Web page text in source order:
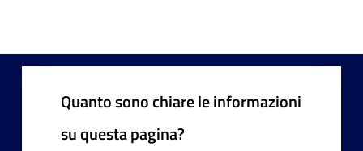
Quanto sono chiare le informazioni
su questa pagina?